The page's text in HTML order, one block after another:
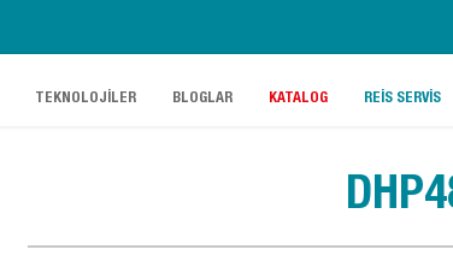
TEKNOLOJİLER BLOGLAR KATALOG REİS SERVİS